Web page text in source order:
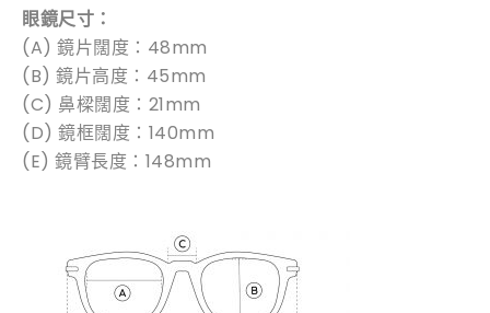
眼鏡尺寸：
(A) 鏡片闊度：48mm
(B) 鏡片高度：45mm
(C) 鼻樑闊度：21mm
(D) 鏡框闊度：140mm
(E) 鏡臂長度：148mm